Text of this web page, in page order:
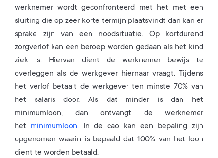
werknemer wordt geconfronteerd met het met een
sluiting die op zeer korte termijn plaatsvindt dan kan er
sprake zijn van een noodsituatie. Op kortdurend
zorgverlof kan een beroep worden gedaan als het kind
ziek is. Hiervan dient de werknemer bewijs te
overleggen als de werkgever hiernaar vraagt. Tijdens
het verlof betaalt de werkgever ten minste 70% van
het salaris door. Als dat minder is dan het
minimumloon, dan ontvangt de werknemer
het minimumloon. In de cao kan een bepaling zijn
opgenomen waarin is bepaald dat 100% van het loon
dient te worden betaald.